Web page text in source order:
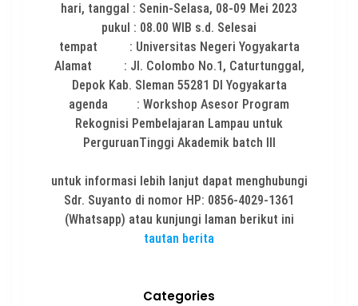
hari, tanggal : Senin-Selasa, 08-09 Mei 2023
pukul : 08.00 WIB s.d. Selesai
tempat : Universitas Negeri Yogyakarta
Alamat : Jl. Colombo No.1, Caturtunggal,
Depok Kab. Sleman 55281 DI Yogyakarta
agenda : Workshop Asesor Program
Rekognisi Pembelajaran Lampau untuk
PerguruanTinggi Akademik batch III
untuk informasi lebih lanjut dapat menghubungi
Sdr. Suyanto di nomor HP: 0856-4029-1361
(Whatsapp) atau kunjungi laman berikut ini
tautan berita
Categories